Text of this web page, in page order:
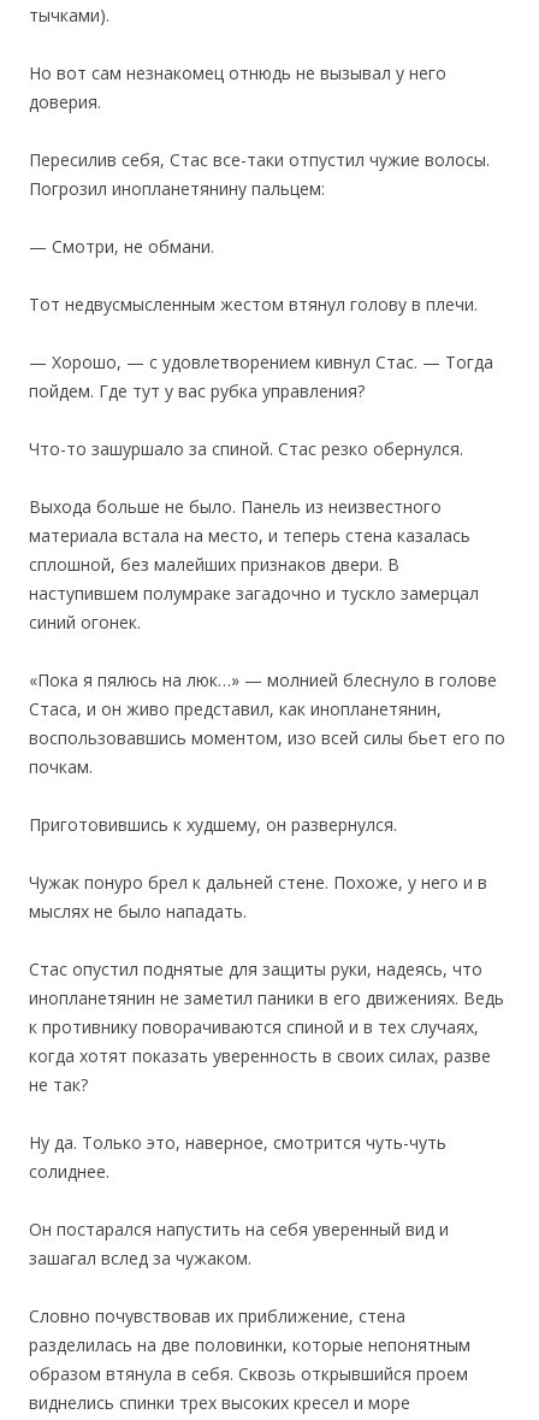
тычками).
Но вот сам незнакомец отнюдь не вызывал у него
доверия.
Пересилив себя, Стас все-таки отпустил чужие волосы.
Погрозил инопланетянину пальцем:
— Смотри, не обмани.
Тот недвусмысленным жестом втянул голову в плечи.
— Хорошо, — с удовлетворением кивнул Стас. — Тогда
пойдем. Где тут у вас рубка управления?
Что-то зашуршало за спиной. Стас резко обернулся.
Выхода больше не было. Панель из неизвестного
материала встала на место, и теперь стена казалась
сплошной, без малейших признаков двери. В
наступившем полумраке загадочно и тускло замерцал
синий огонек.
«Пока я пялюсь на люк…» — молнией блеснуло в голове
Стаса, и он живо представил, как инопланетянин,
воспользовавшись моментом, изо всей силы бьет его по
почкам.
Приготовившись к худшему, он развернулся.
Чужак понуро брел к дальней стене. Похоже, у него и в
мыслях не было нападать.
Стас опустил поднятые для защиты руки, надеясь, что
инопланетянин не заметил паники в его движениях. Ведь
к противнику поворачиваются спиной и в тех случаях,
когда хотят показать уверенность в своих силах, разве
не так?
Ну да. Только это, наверное, смотрится чуть-чуть
солиднее.
Он постарался напустить на себя уверенный вид и
зашагал вслед за чужаком.
Словно почувствовав их приближение, стена
разделилась на две половинки, которые непонятным
образом втянула в себя. Сквозь открывшийся проем
виднелись спинки трех высоких кресел и море